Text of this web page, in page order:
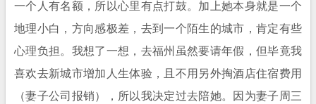
一个人有名额，所以心里有点打鼓。加上她本身就是一个
地理小白，方向感极差，去到一个陌生的城市，肯定有些
心理负担。我想了一想，去福州虽然要请年假，但毕竟我
喜欢去新城市增加人生体验，且不用另外掏酒店住宿费用
（妻子公司报销），所以我决定过去陪她。因为妻子周三